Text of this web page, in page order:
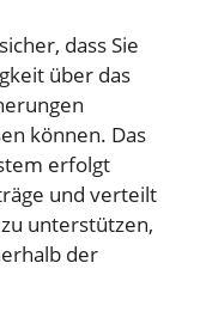
dass Sie
über das
können. Das
erfolgt
und verteilt
unterstützen,
der